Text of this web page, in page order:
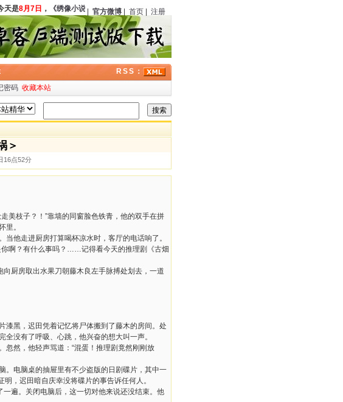
是8月7日， 《绣像小说》（中国）第六期刊载《银光马案》
官方微博 首页 注册
RSS：
密码 收藏本站
＞
16点52分
美枝子？！”靠墙的同窗脸色铁青，他的双手在拼
里。
他走进厨房打算喝杯凉水时，客厅的电话响了。
啊？有什么事吗？……记得看今天的推理剧《古畑
厨房取出水果刀朝藤木良左手脉搏处划去，一道
漆黑，迟田凭着记忆将尸体搬到了藤木的房间。处
没有了呼吸、心跳，他兴奋的想大叫一声。
忽然，他轻声骂道：“混蛋！推理剧竟然刚刚放
。电脑桌的抽屉里有不少盗版的日剧碟片，其中一
，迟田暗自庆幸没将碟片的事告诉任何人。
遍。关闭电脑后，这一切对他来说还没结束。他